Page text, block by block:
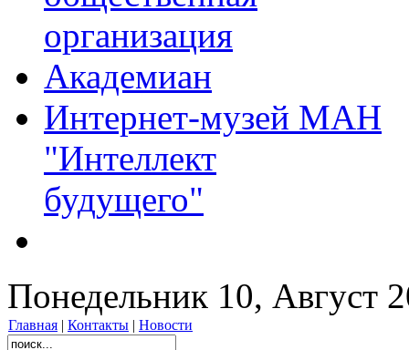
организация
Академиан
Интернет-музей МАН
"Интеллект
будущего"
Понедельник 10, Август
Главная | Контакты | Новости